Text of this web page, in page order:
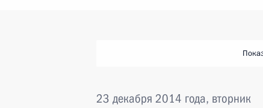
23 декабря 2014 года, вторник